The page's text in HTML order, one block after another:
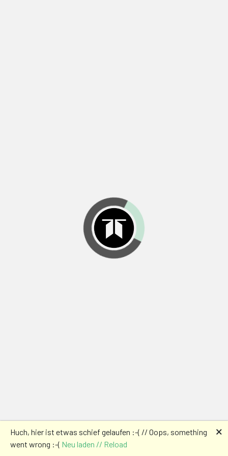
Huch, hier ist etwas schief gelaufen :-( // Oops, something
went wrong :-( Neu laden // Reload
🗙